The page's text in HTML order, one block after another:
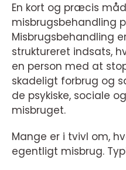
En kort og præcis
misbrugsbehandling
Misbrugsbehandling
struktureret indsats,
en person med at
skadeligt forbrug og
de psykiske, sociale
misbruget.
Mange er i tvivl om,
egentligt misbrug.